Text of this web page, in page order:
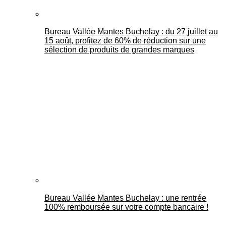
Bureau Vallée Mantes Buchelay : du 27 juillet au
15 août, profitez de 60% de réduction sur une
sélection de produits de grandes marques
Bureau Vallée Mantes Buchelay : une rentrée
100% remboursée sur votre compte bancaire !